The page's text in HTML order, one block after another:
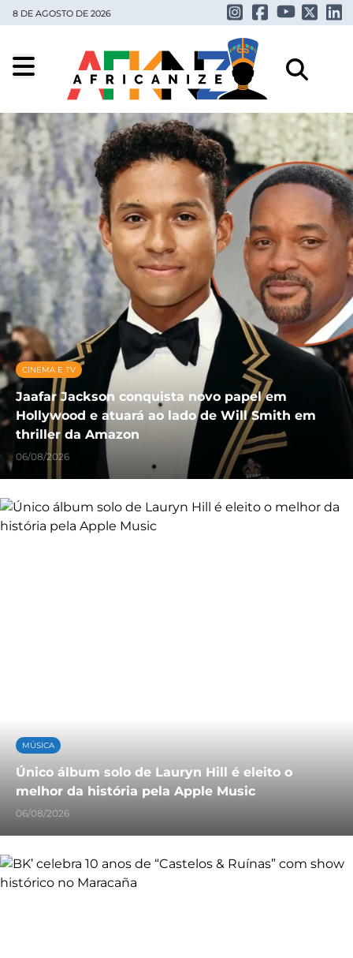
8 DE AGOSTO DE 2026
CINEMA E TV
Jaafar Jackson conquista novo papel em
Hollywood e atuará ao lado de Will Smith em
thriller da Amazon
06/08/2026
MÚSICA
Único álbum solo de Lauryn Hill é eleito o
melhor da história pela Apple Music
06/08/2026